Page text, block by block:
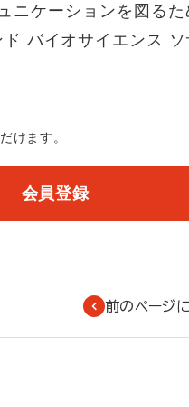
ニケーションを図るた
バイオサイエンス ソ
けます。
会員登録
前のページ